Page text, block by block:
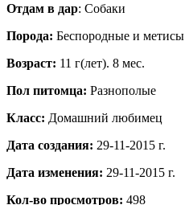
Отдам в дар: Собаки
Порода: Бeспородные и метисы
Возраст: 11 г(лет). 8 мес.
Пол питомца: Разнополые
Класс: Домашний любимец
Дата создания: 29-11-2015 г.
Дата изменения: 29-11-2015 г.
Кол-во просмотров: 498